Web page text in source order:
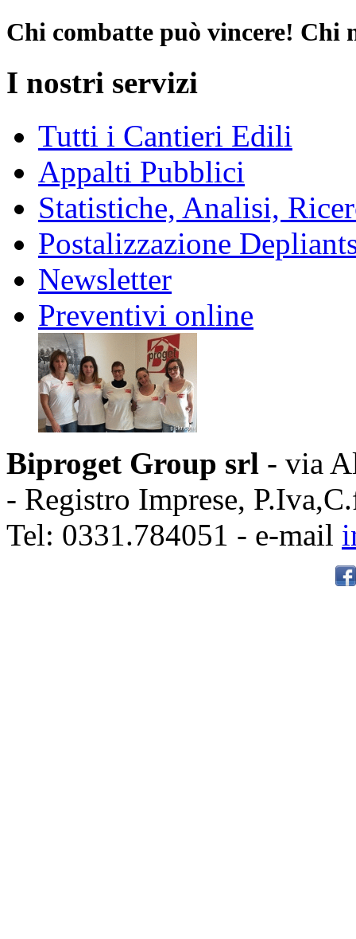
Chi combatte può vincere! Chi
I nostri servizi
Tutti i Cantieri Edili
Appalti Pubblici
Statistiche, Analisi,
Postalizzazione
Newsletter
Preventivi online
Biproget Group srl - via
- Registro Imprese,
Tel: 0331.784051 - e-mail